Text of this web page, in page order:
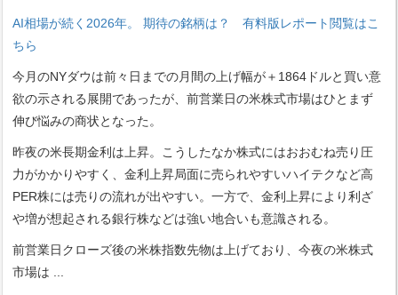
AI相場が続く2026年。 期待の銘柄は？ 有料版レポート閲覧はこ
ちら
今月のNYダウは前々日までの月間の上げ幅が＋1864ドルと買い意
欲の示される展開であったが、前営業日の米株式市場はひとまず
伸び悩みの商状となった。
昨夜の米長期金利は上昇。こうしたなか株式にはおおむね売り圧
力がかかりやすく、金利上昇局面に売られやすいハイテクなど高
PER株には売りの流れが出やすい。一方で、金利上昇により利ざ
や増が想起される銀行株などは強い地合いも意識される。
前営業日クローズ後の米株指数先物は上げており、今夜の米株式
市場は